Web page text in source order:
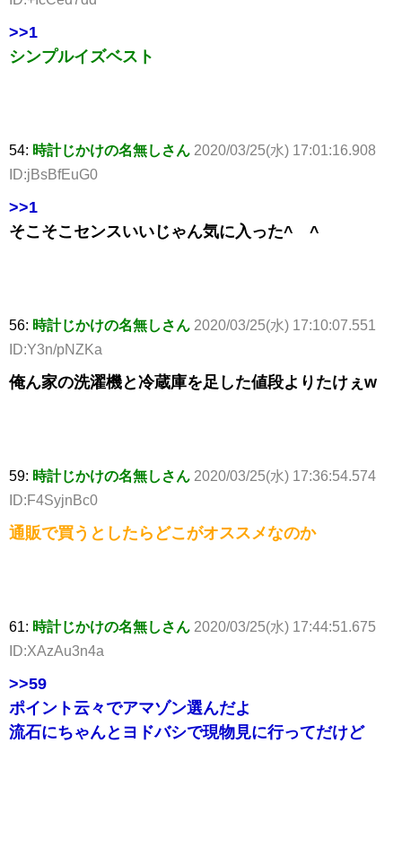
>>1
シンプルイズベスト
54: 時計じかけの名無しさん 2020/03/25(水) 17:01:16.908
ID:jBsBfEuG0
>>1
そこそこセンスいいじゃん気に入った^ ^
56: 時計じかけの名無しさん 2020/03/25(水) 17:10:07.551
ID:Y3n/pNZKa
俺ん家の洗濯機と冷蔵庫を足した値段よりたけぇw
59: 時計じかけの名無しさん 2020/03/25(水) 17:36:54.574
ID:F4SyjnBc0
通販で買うとしたらどこがオススメなのか
61: 時計じかけの名無しさん 2020/03/25(水) 17:44:51.675
ID:XAzAu3n4a
>>59
ポイント云々でアマゾン選んだよ
流石にちゃんとヨドバシで現物見に行ってだけど